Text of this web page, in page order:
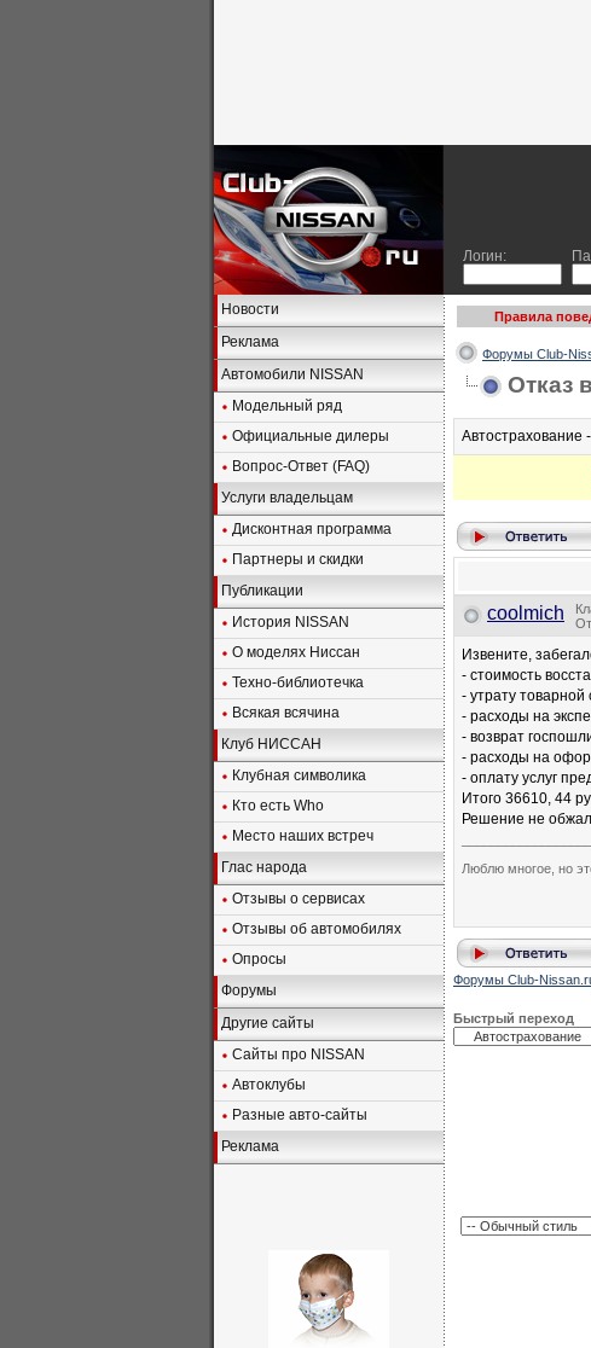
Логин:
Новости
Реклама
Автомобили NISSAN
Модельный ряд
Официальные дилеры
Вопрос-Ответ (FAQ)
Услуги владельцам
Дисконтная программа
Партнеры и скидки
Публикации
История NISSAN
О моделях Ниссан
Техно-библиотечка
Всякая всячина
Клуб НИССАН
Клубная символика
Кто есть Who
Место наших встреч
Глас народа
Отзывы о сервисах
Отзывы об автомобилях
Опросы
Форумы
Другие сайты
Сайты про NISSAN
Автоклубы
Разные авто-сайты
Реклама
Правила
Форумы Club-
Отказ
Автострахование -
coolmich
Извените,
- стоимость
- утрату
- расходы на
- возврат
- расходы на
- оплату услуг
Итого 36610, 44
Решение не
Люблю многое, но
Форумы Club-
Быстрый переход